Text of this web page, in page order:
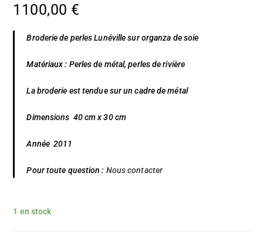
1100,00 €
Broderie de perles Lunéville sur organza de soie
Matériaux : Perles de métal, perles de rivière
La broderie est tendue sur un cadre de métal
Dimensions 40 cm x 30 cm
Année 2011
Pour toute question : Nous contacter
1 en stock